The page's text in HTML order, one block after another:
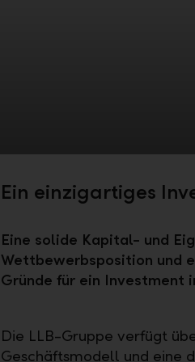
Ein einzigartiges
Eine solide Kapital- und
Wettbewerbsposition und
Gründe für ein Investment
Die LLB-Gruppe verfügt
Geschäftsmodell und eine